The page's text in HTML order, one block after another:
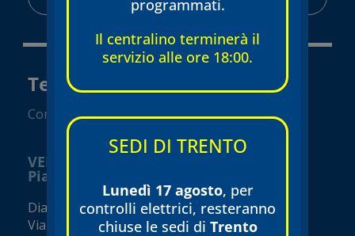
Tecnomed Verona Srl
Convenzionato SSN
VERONA
Piazza Isolo
Diagnostica e visite specialistiche
Via Seghe San Tomaso, 17
programmati.
Il centralino terminerà il
servizio alle ore 18:00.
SEDI DI TRENTO
Lunedì 17 agosto, per
controlli elettrici, resteranno
chiuse le sedi di Trento